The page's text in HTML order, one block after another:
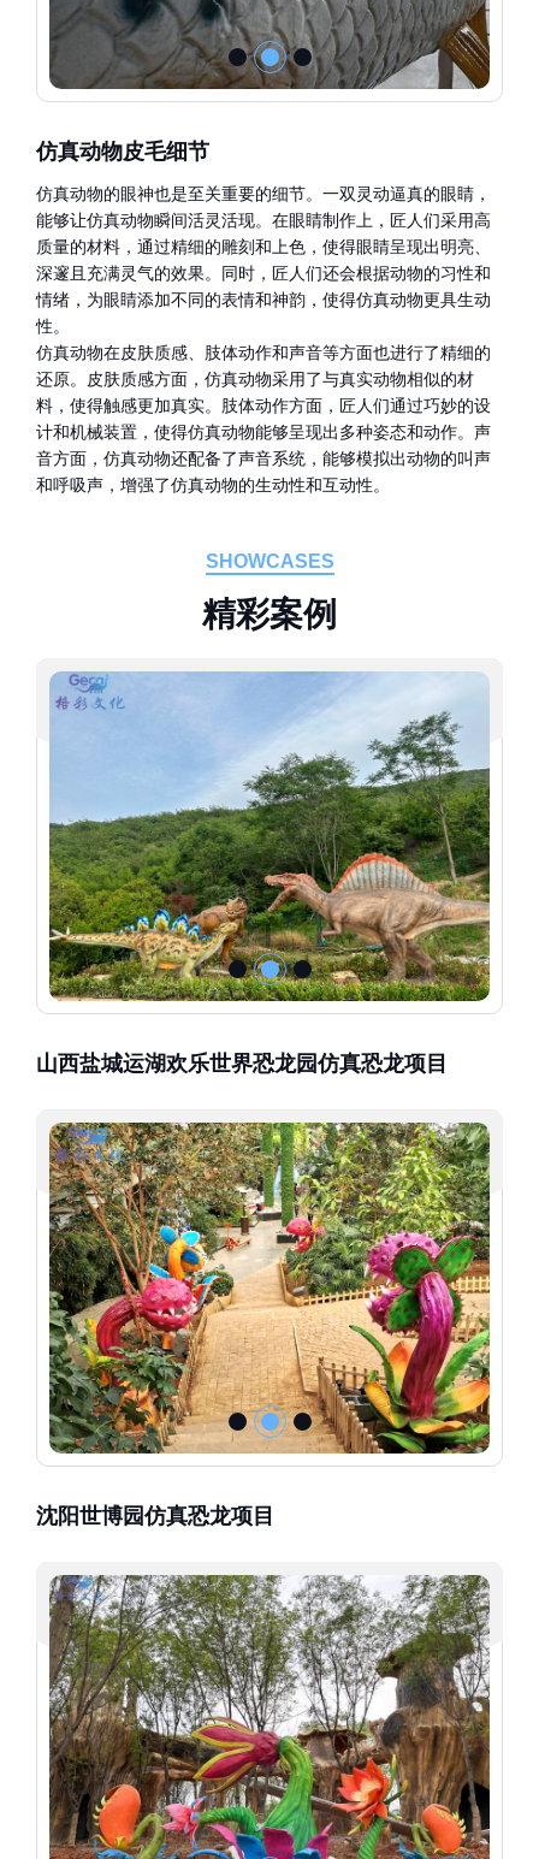
仿真动物皮毛细节
仿真动物的眼神也是至关重要的细节。一双灵动逼真的眼睛，
能够让仿真动物瞬间活灵活现。在眼睛制作上，匠人们采用高
质量的材料，通过精细的雕刻和上色，使得眼睛呈现出明亮、
深邃且充满灵气的效果。同时，匠人们还会根据动物的习性和
情绪，为眼睛添加不同的表情和神韵，使得仿真动物更具生动
性。
仿真动物在皮肤质感、肢体动作和声音等方面也进行了精细的
还原。皮肤质感方面，仿真动物采用了与真实动物相似的材
料，使得触感更加真实。肢体动作方面，匠人们通过巧妙的设
计和机械装置，使得仿真动物能够呈现出多种姿态和动作。声
音方面，仿真动物还配备了声音系统，能够模拟出动物的叫声
和呼吸声，增强了仿真动物的生动性和互动性。
SHOWCASES
精彩案例
山西盐城运湖欢乐世界恐龙园仿真恐龙项目
沈阳世博园仿真恐龙项目